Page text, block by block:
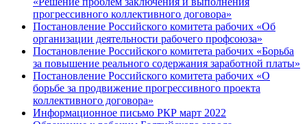
прогрессивного коллективного договора»
Постановление Российского комитета рабочих «Об
организации деятельности рабочего профсоюза»
Постановление Российского комитета рабочих «Борьба
за повышение реального содержания заработной платы»
Постановление Российского комитета рабочих «О
борьбе за продвижение прогрессивного проекта
коллективного договора»
Информационное письмо РКР март 2022